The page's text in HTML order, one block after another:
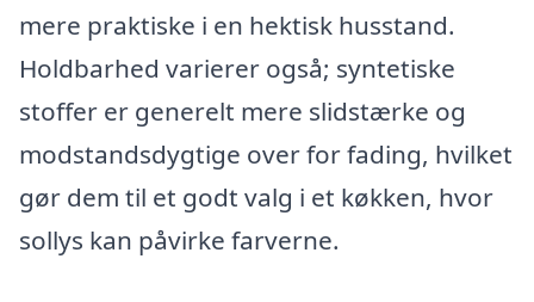
mere praktiske i en hektisk husstand.
Holdbarhed varierer også; syntetiske
stoffer er generelt mere slidstærke og
modstandsdygtige over for fading, hvilket
gør dem til et godt valg i et køkken, hvor
sollys kan påvirke farverne.